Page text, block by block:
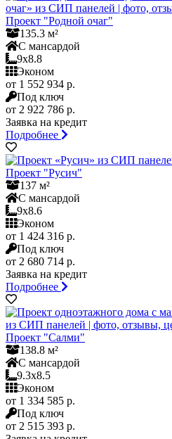
Проект "Родной очаг"
135.3 м²
С мансардой
9x8.8
Эконом
от 1 552 934 р.
Под ключ
от 2 922 786 р.
Заявка на кредит
Подробнее
Проект "Русич"
137 м²
С мансардой
9x8.6
Эконом
от 1 424 316 р.
Под ключ
от 2 680 714 р.
Заявка на кредит
Подробнее
Проект "Салми"
138.8 м²
С мансардой
9.3x8.5
Эконом
от 1 334 585 р.
Под ключ
от 2 515 393 р.